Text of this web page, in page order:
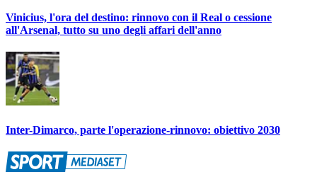
Vinicius, l'ora del destino: rinnovo con il Real o cessione
all'Arsenal, tutto su uno degli affari dell'anno
Inter-Dimarco, parte l'operazione-rinnovo: obiettivo 2030